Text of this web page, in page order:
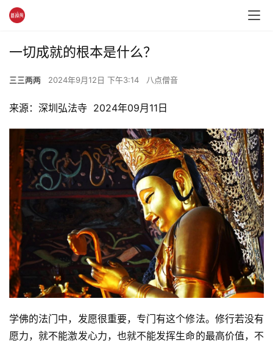
一切成就的根本是什么？
三三两两 2024年9月12日 下午3:14 八点僧音
来源：深圳弘法寺  2024年09月11日
学佛的法门中，发愿很重要，专门有这个修法。修行若没有
愿力，就不能激发心力，也就不能发挥生命的最高价值，不